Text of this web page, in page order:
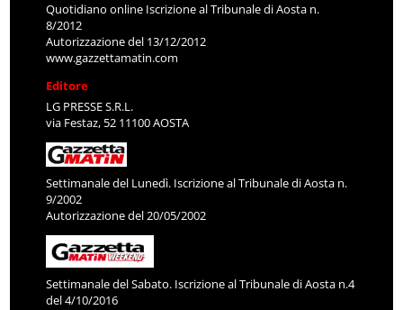
Quotidiano online Iscrizione al Tribunale di Aosta n.
8/2012
Autorizzazione del 13/12/2012
www.gazzettamatin.com
Editore
LG PRESSE S.R.L.
via Festaz, 52 11100 AOSTA
Settimanale del Lunedì. Iscrizione al Tribunale di Aosta n.
9/2002
Autorizzazione del 20/05/2002
Settimanale del Sabato. Iscrizione al Tribunale di Aosta n.4
del 4/10/2016